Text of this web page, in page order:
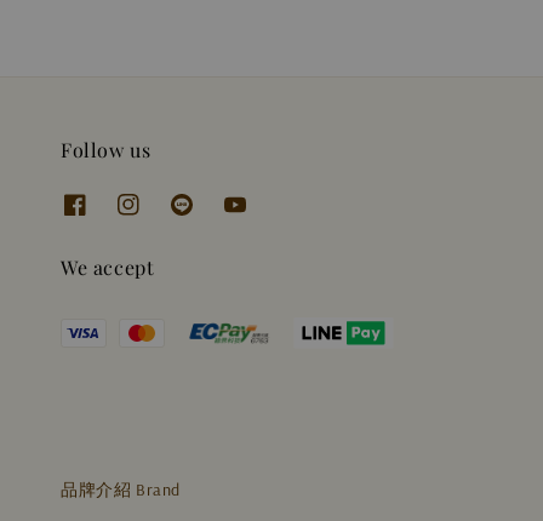
Follow us
We accept
品牌介紹 Brand